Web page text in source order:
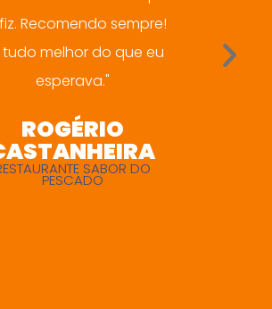
Recomendo sempre!
tudo melhor do que eu
esperava."
ROGÉRIO
SABOR DO
PESCADO